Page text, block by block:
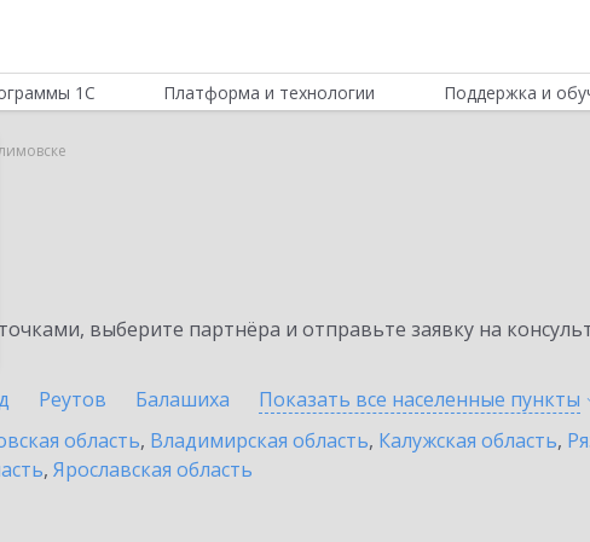
1С Платформа и технологии Поддержка и
выберите партнёра и отправьте заявку на
Реутов Балашиха Показать все населенные пункты
область, Владимирская область, Калужская область,
, Ярославская область